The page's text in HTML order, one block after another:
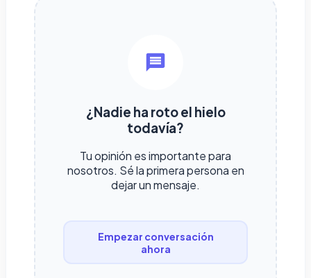
¿Nadie ha roto el hielo
todavía?
Tu opinión es importante para
nosotros. Sé la primera persona en
dejar un mensaje.
Empezar conversación
ahora